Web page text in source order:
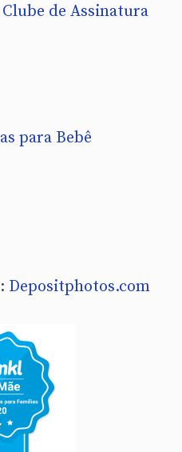
de Assinatura
para Bebê
Depositphotos.com